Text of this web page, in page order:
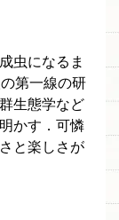
虫になるま
第一線の研
生態学など
かす．可憐
と楽しさが